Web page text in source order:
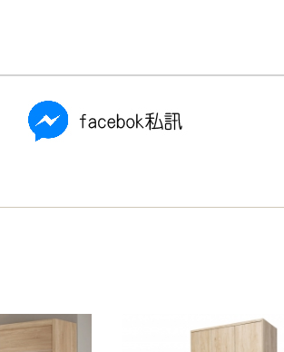
狀況保有出貨的權利。
吊掛服務，若需以吊車或其他的吊掛方式
一般快速到貨商品，無法指定特定時間送
寶貴時間。
後時段，並送至百貨公司卸貨區為限，恕
當地請清潔隊回收,免付費清運專線：
絡當地請清潔隊回收,免付費清運專線：